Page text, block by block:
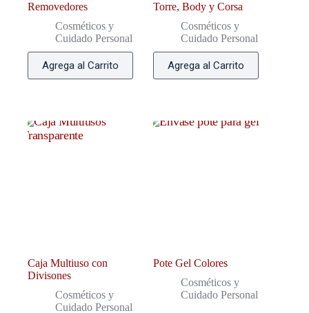
Removedores
Cosméticos y
Cuidado Personal
Agrega al Carrito
Torre, Body y Corsa
Cosméticos y
Cuidado Personal
Agrega al Carrito
Caja Multiuso con
Divisones
Cosméticos y
Cuidado Personal
Pote Gel Colores
Cosméticos y
Cuidado Personal